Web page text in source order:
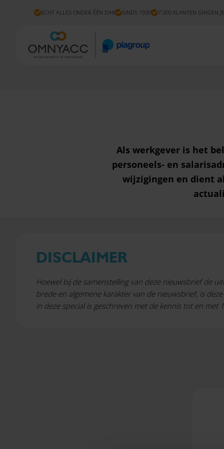
ECHT ALLES ONDER ÉÉN DAK SINDS 1930 7.000 KLANTEN GINGEN
Als werkgever is het
personeels- en
wijzigingen en dient
DISCLAIMER
Hoewel bij de samenstelling van deze nieuwsbrief de
brede en algemene karakter van de nieuwsbrief, is
in deze special is geschreven met de kennis tot en